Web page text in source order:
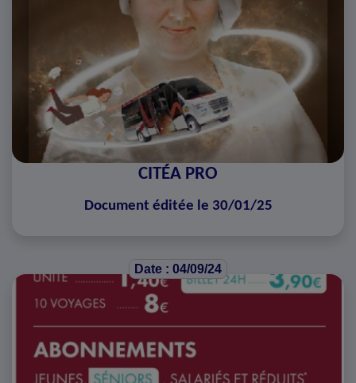
CITÉA PRO
Document éditée le 30/01/25
Date : 04/09/24